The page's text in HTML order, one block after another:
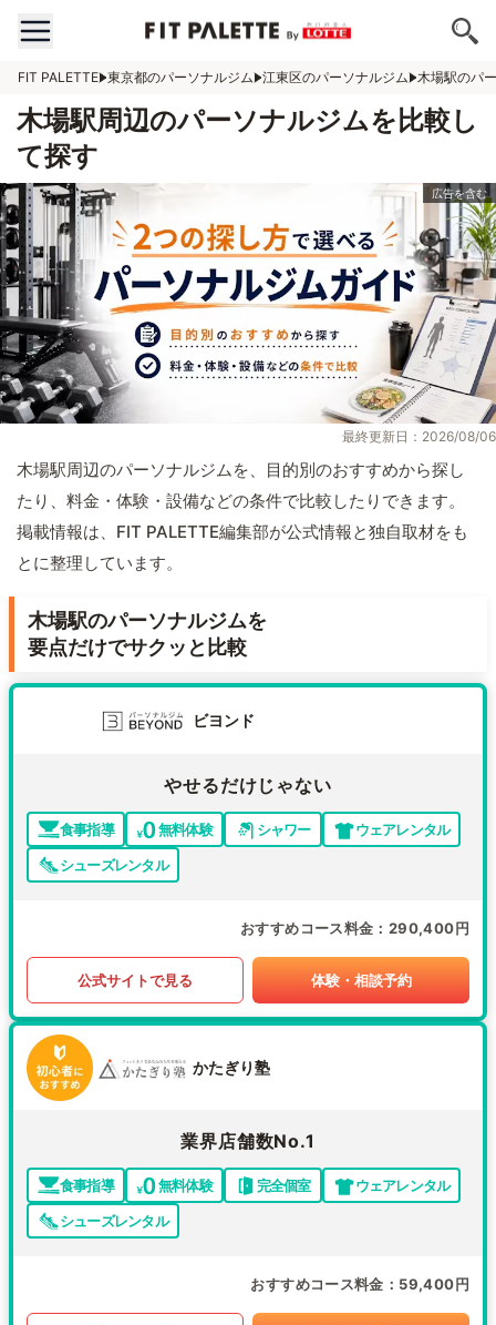
FIT PALETTE 東京都のパーソナルジム 江東区のパーソナルジム 木場駅のパ
木場駅周辺のパーソナルジムを比較し
て探す
最終更新日：2026/08/06
木場駅周辺のパーソナルジムを、目的別のおすすめから探し
たり、料金・体験・設備などの条件で比較したりできます。
掲載情報は、FIT PALETTE編集部が公式情報と独自取材をも
とに整理しています。
木場駅のパーソナルジムを
要点だけでサクッと比較
ビヨンド
やせるだけじゃない
食事指導 無料体験 シャワー
ウェアレンタル
シューズレンタル
おすすめコース料金 290,400円
公式サイトで見る 体験・相談予約
かたぎり塾
業界店舗数No.1
食事指導 無料体験 完全個室
ウェアレンタル
シューズレンタル
おすすめコース料金 59,400円